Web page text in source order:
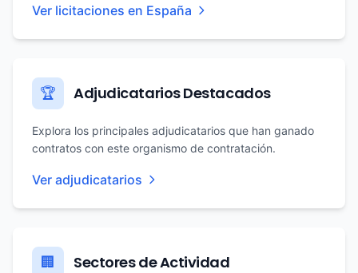
Ver licitaciones en España
🏆 Adjudicatarios Destacados
Explora los principales adjudicatarios que han ganado
contratos con este organismo de contratación.
Ver adjudicatarios
🏢 Sectores de Actividad